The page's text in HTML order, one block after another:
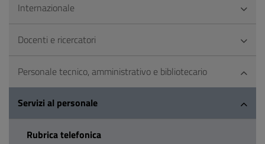
Internazionale
Docenti e ricercatori
Personale tecnico, amministrativo e bibliotecario
Servizi al personale
Rubrica telefonica